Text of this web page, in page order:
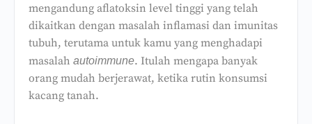
mengandung aflatoksin level tinggi yang telah
dikaitkan dengan masalah inflamasi dan imunitas
tubuh, terutama untuk kamu yang menghadapi
masalah autoimmune. Itulah mengapa banyak
orang mudah berjerawat, ketika rutin konsumsi
kacang tanah.